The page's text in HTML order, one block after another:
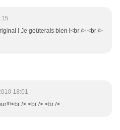
! Je goûterais bien !<br /> <br />
18:01
/> <br /> <br />